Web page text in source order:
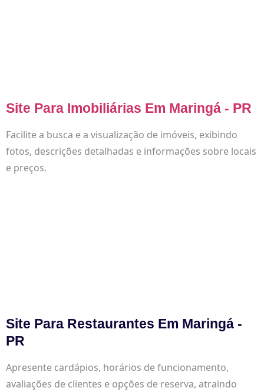
Site Para Imobiliárias Em Maringá - PR
Facilite a busca e a visualização de imóveis, exibindo
fotos, descrições detalhadas e informações sobre locais
e preços.
Site Para Restaurantes Em Maringá -
PR
Apresente cardápios, horários de funcionamento,
avaliações de clientes e opções de reserva, atraindo